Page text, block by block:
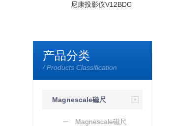
尼康投影仪V12BDC
产品分类
/ Products Classification
Magnescale磁尺
Magnescale磁尺